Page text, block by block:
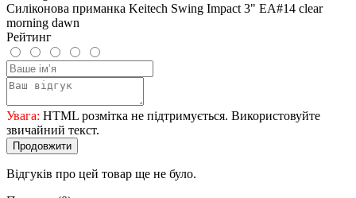
Силіконова приманка Keitech Swing Impact 3" EA#14 clear
morning dawn
Рейтинг
Увага: HTML розмітка не підтримується. Використовуйте
звичайний текст.
Продовжити
Відгуків про цей товар ще не було.